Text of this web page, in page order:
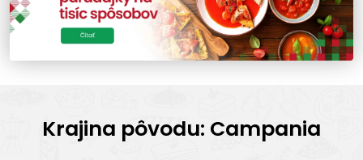
Krajina pôvodu: Campania